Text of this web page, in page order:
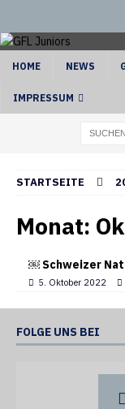
HOME NEWS
IMPRESSUM
STARTSEITE
Monat:
￼ Schweizer
5. Oktober 2022
FOLGE UNS BEI